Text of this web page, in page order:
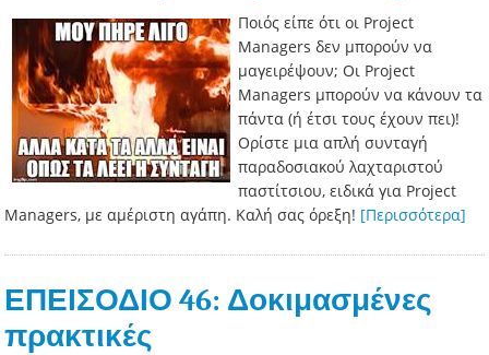
Ποιός είπε ότι οι Project
Managers δεν μπορούν να
μαγειρέψουν; Οι Project
Managers μπορούν να κάνουν τα
πάντα (ή έτσι τους έχουν πει)!
Ορίστε μια απλή συνταγή
παραδοσιακού λαχταριστού
παστίτσιου, ειδικά για Project
Managers, με αμέριστη αγάπη. Καλή σας όρεξη! [Περισσότερα]
ΕΠΕΙΣΟΔΙΟ 46: Δοκιμασμένες
πρακτικές